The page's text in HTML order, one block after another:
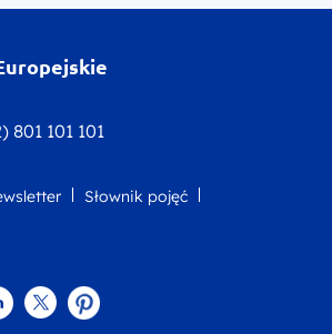
801 101 101
Słownik pojęć
LinkedintwitterPinterest